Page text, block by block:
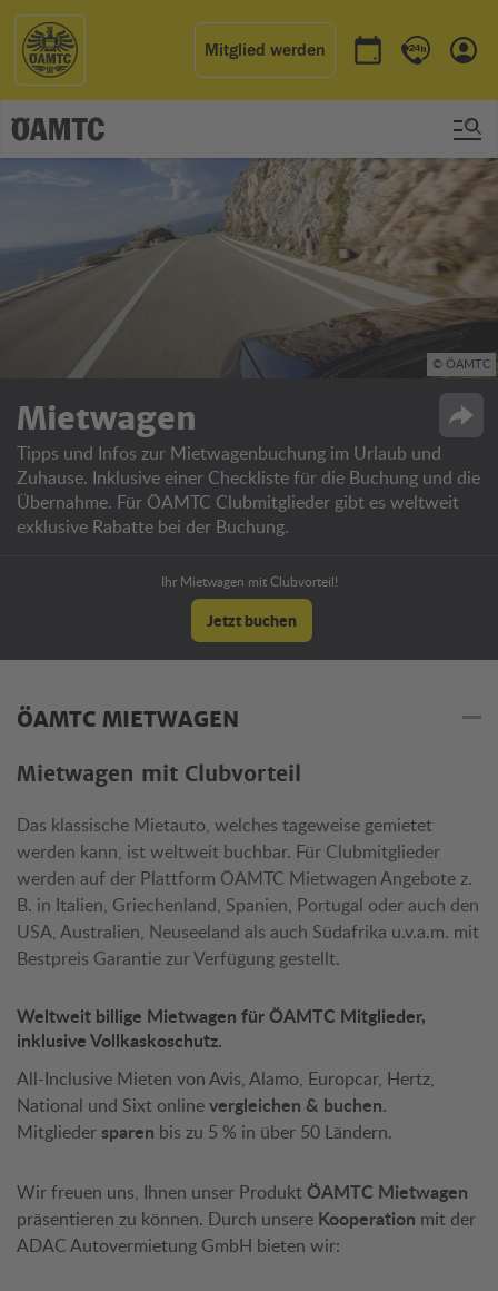
Mitglied werden
Termin buchen
Kontakt &
© ÖAMTC
Mietwagen
Tipps und Infos zur Mietwagenbuchung im Urlaub und
Zuhause. Inklusive einer Checkliste für die Buchung und die
Übernahme. Für ÖAMTC Clubmitglieder gibt es weltweit
exklusive Rabatte bei der Buchung.
Ihr Mietwagen mit Clubvorteil!
Jetzt buchen
ÖAMTC MIETWAGEN
Mietwagen mit Clubvorteil
Das klassische Mietauto, welches tageweise gemietet
werden kann, ist weltweit buchbar. Für Clubmitglieder
werden auf der Plattform ÖAMTC Mietwagen Angebote z.
B. in Italien, Griechenland, Spanien, Portugal oder auch den
USA, Australien, Neuseeland als auch Südafrika u.v.a.m. mit
Bestpreis Garantie zur Verfügung gestellt.
Weltweit billige Mietwagen für ÖAMTC Mitglieder,
inklusive Vollkaskoschutz.
All-Inclusive Mieten von Avis, Alamo, Europcar, Hertz,
National und Sixt onlinevergleichen & buchen.
Mitgliedersparen bis zu 5 % in über 50 Ländern.
Wir freuen uns, Ihnen unser ProduktÖAMTC Mietwagen
präsentieren zu können. Durch unsere Kooperation mit der
ADAC Autovermietung GmbH bieten wir: